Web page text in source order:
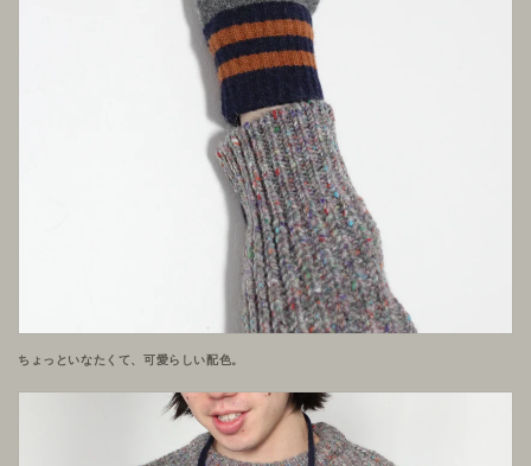
ちょっといなたくて、可愛らしい配色。